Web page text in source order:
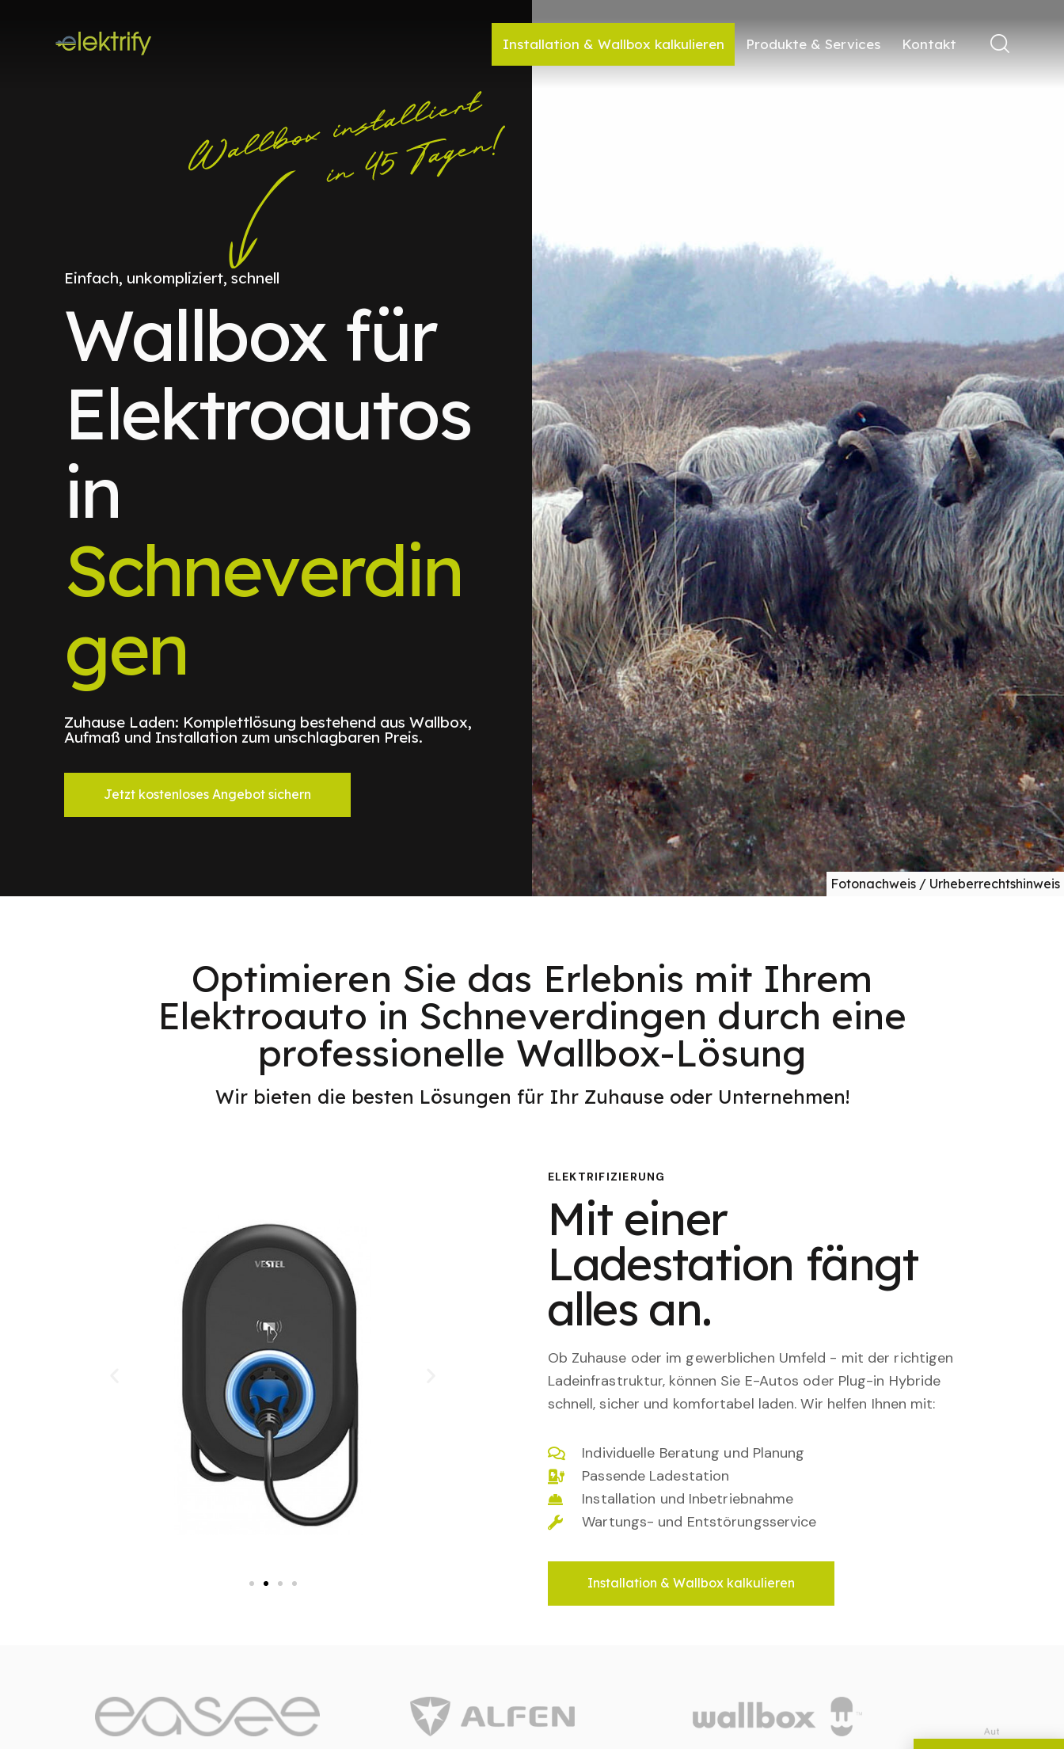
Installation & Wallbox kalkulieren Produkte & Services Kontakt
Einfach, unkompliziert, schnell
Wallbox für
Elektroautos
in
Schneverdin
gen
Zuhause Laden: Komplettlösung bestehend aus Wallbox,
Aufmaß und Installation zum unschlagbaren Preis.
Jetzt kostenloses Angebot sichern
Fotonachweis / Urheberrechtshinweis
Optimieren Sie das Erlebnis mit Ihrem
Elektroauto in Schneverdingen durch eine
professionelle Wallbox-Lösung
Wir bieten die besten Lösungen für Ihr Zuhause oder Unternehmen!
ELEKTRIFIZIERUNG
Mit einer
Ladestation fängt
alles an.
Ob Zuhause oder im gewerblichen Umfeld - mit der richtigen
Ladeinfrastruktur, können Sie E-Autos oder Plug-in Hybride
schnell, sicher und komfortabel laden. Wir helfen Ihnen mit:
Individuelle Beratung und Planung
Passende Ladestation
Installation und Inbetriebnahme
Wartungs- und Entstörungsservice
Installation & Wallbox kalkulieren